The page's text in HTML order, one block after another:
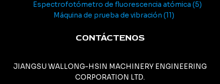
Espectrofotómetro de fluorescencia atómica 5
Máquina de prueba de vibración 11
CONTÁCTENOS
JIANGSU WALLONG-HSIN MACHINERY ENGINEERING
CORPORATION LTD.